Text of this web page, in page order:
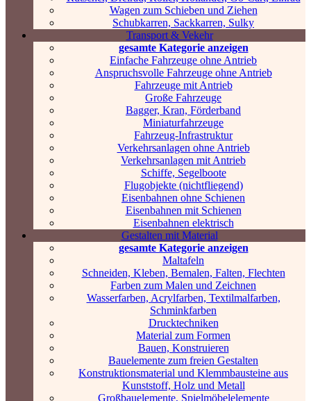
Wagen zum Schieben und Ziehen
Schubkarren, Sackkarren, Sulky
Transport & Vekehr
gesamte Kategorie anzeigen
Einfache Fahrzeuge ohne Antrieb
Anspruchsvolle Fahrzeuge ohne Antrieb
Fahrzeuge mit Antrieb
Große Fahrzeuge
Bagger, Kran, Förderband
Miniaturfahrzeuge
Fahrzeug-Infrastruktur
Verkehrsanlagen ohne Antrieb
Verkehrsanlagen mit Antrieb
Schiffe, Segelboote
Flugobjekte (nichtfliegend)
Eisenbahnen ohne Schienen
Eisenbahnen mit Schienen
Eisenbahnen elektrisch
Gestalten mit Material
gesamte Kategorie anzeigen
Maltafeln
Schneiden, Kleben, Bemalen, Falten, Flechten
Farben zum Malen und Zeichnen
Wasserfarben, Acrylfarben, Textilmalfarben,
Schminkfarben
Drucktechniken
Material zum Formen
Bauen, Konstruieren
Bauelemente zum freien Gestalten
Konstruktionsmaterial und Klemmbausteine aus
Kunststoff, Holz und Metall
Großbauelemente, Spielmöbelelemente